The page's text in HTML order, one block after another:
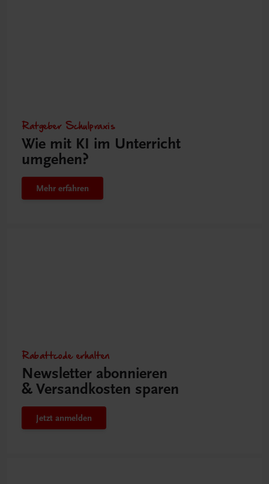
Ratgeber Schulpraxis
Wie mit KI im Unterricht
umgehen?
Mehr erfahren
Rabattcode erhalten
Newsletter abonnieren
& Versandkosten sparen
Jetzt anmelden